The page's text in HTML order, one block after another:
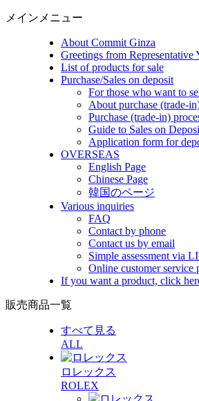
メインメニュー
About Commit Ginza
Greetings from Representative
List of products for sale
Purchase/Sales on deposit
For those who want to
About purchase (trade-
Purchase (trade-in)
Guide to Sales on
Application form for
OVERSEAS
English Page
Chinese Page
韓国のページ
Various inquiries
FAQ
Contact by phone
Contact us by email
Simple assessment via
Online customer service
If you want a product, click
販売商品一覧
すべて見る
ALL
ロレックス
ROLEX